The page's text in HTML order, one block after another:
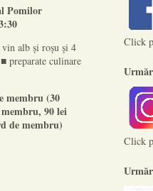
Pomilor
alb și roșu și 4
preparate culinare
membru (30
90 lei
de membru)
Click
Click